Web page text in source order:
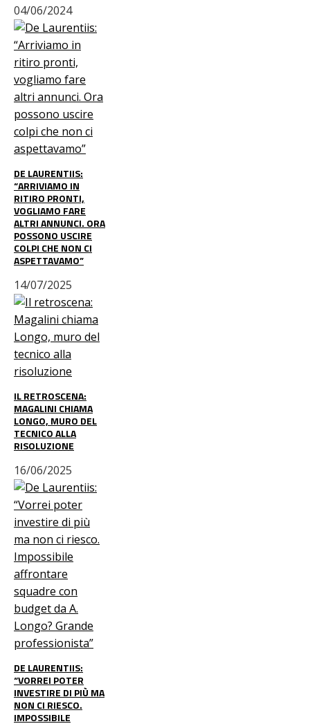
04/06/2024
DE LAURENTIIS:
“ARRIVIAMO IN
RITIRO PRONTI,
VOGLIAMO FARE
ALTRI ANNUNCI. ORA
POSSONO USCIRE
COLPI CHE NON CI
ASPETTAVAMO”
14/07/2025
IL RETROSCENA:
MAGALINI CHIAMA
LONGO, MURO DEL
TECNICO ALLA
RISOLUZIONE
16/06/2025
DE LAURENTIIS:
“VORREI POTER
INVESTIRE DI PIÙ MA
NON CI RIESCO.
IMPOSSIBILE